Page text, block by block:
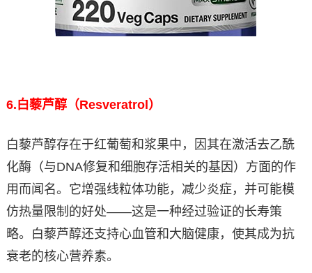
6. 白藜芦醇（Resveratrol）
白藜芦醇存在于红葡萄和浆果中，因其在激活去乙酰
化酶（与DNA修复和细胞存活相关的基因）方面的作
用而闻名。它增强线粒体功能，减少炎症，并可能模
仿热量限制的好处——这是一种经过验证的长寿策
略。白藜芦醇还支持心血管和大脑健康，使其成为抗
衰老的核心营养素。